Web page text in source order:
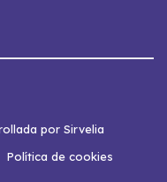
por Sirvelia
Política de cookies